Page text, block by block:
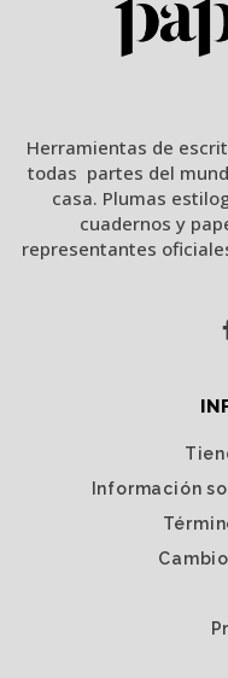
Herramientas de
todas partes del
casa. Plumas
cuadernos y
representantes
Información